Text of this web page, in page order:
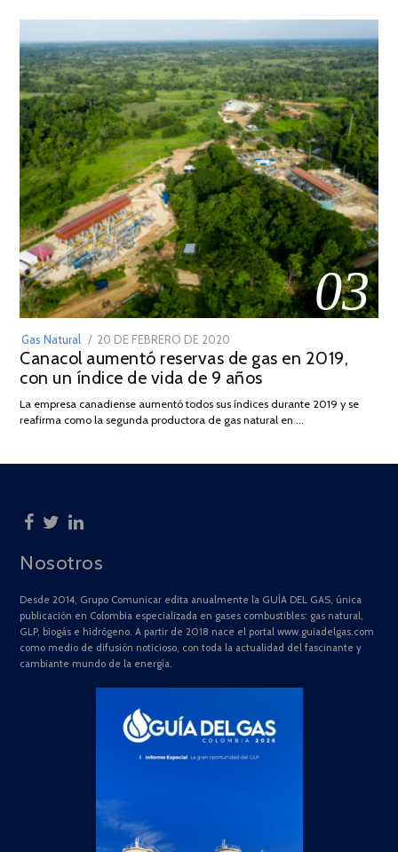
03
Gas Natural
POSTED
ON
20 DE FEBRERO DE 2020
DE
JULIO
2025
Canacol aumentó reservas de gas en 2019,
con un índice de vida de 9 años
La empresa canadiense aumentó todos sus índices durante 2019 y se
reafirma como la segunda productora de gas natural en …
Nosotros
Desde 2014, Grupo Comunicar edita anualmente la GUÍA DEL GAS, única
publicación en Colombia especializada en gases combustibles: gas natural,
GLP, biogás e hidrógeno. A partir de 2018 nace el portal www.guiadelgas.com
como medio de difusión noticioso, con toda la actualidad del fascinante y
cambiante mundo de la energía.